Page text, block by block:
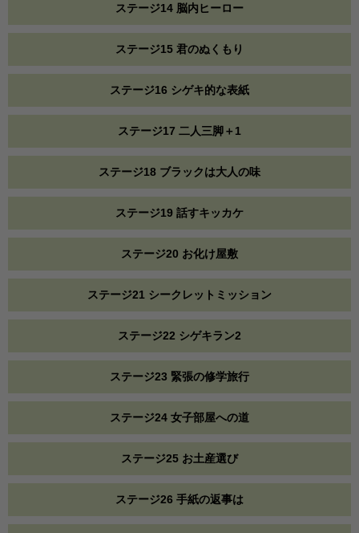
ステージ14 脳内ヒーロー
ステージ15 君のぬくもり
ステージ16 シゲキ的な表紙
ステージ17 二人三脚＋1
ステージ18 ブラックは大人の味
ステージ19 話すキッカケ
ステージ20 お化け屋敷
ステージ21 シークレットミッション
ステージ22 シゲキラン2
ステージ23 緊張の修学旅行
ステージ24 女子部屋への道
ステージ25 お土産選び
ステージ26 手紙の返事は